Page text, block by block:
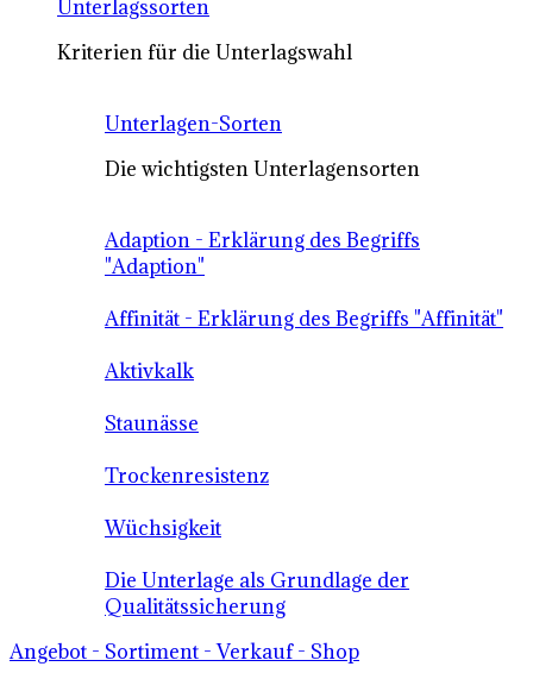
Unterlagssorten
Kriterien für die Unterlagswahl
Unterlagen-Sorten
Die wichtigsten Unterlagensorten
Adaption - Erklärung des Begriffs
"Adaption"
Affinität - Erklärung des Begriffs "Affinität"
Aktivkalk
Staunässe
Trockenresistenz
Wüchsigkeit
Die Unterlage als Grundlage der
Qualitätssicherung
Angebot - Sortiment - Verkauf - Shop